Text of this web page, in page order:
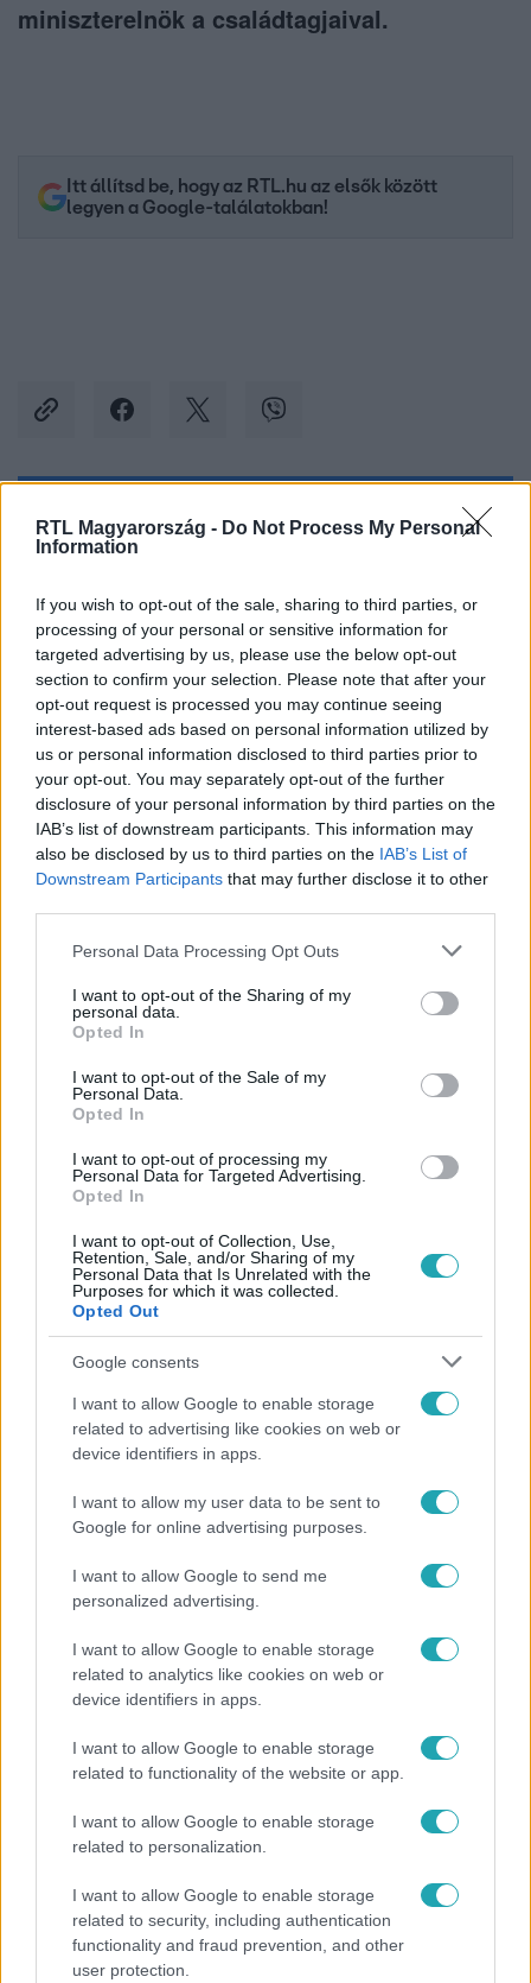
RTL Magyarország - Do Not Process My Personal
Information
If you wish to opt-out of the sale, sharing to third parties, or
processing of your personal or sensitive information for
targeted advertising by us, please use the below opt-out
section to confirm your selection. Please note that after your
opt-out request is processed you may continue seeing
interest-based ads based on personal information utilized by
us or personal information disclosed to third parties prior to
your opt-out. You may separately opt-out of the further
disclosure of your personal information by third parties on the
IAB’s list of downstream participants. This information may
also be disclosed by us to third parties on the IAB’s List of
Downstream Participants that may further disclose it to other
Please note that this website/app uses one or more Google
not limited to your visit or usage behaviour. You may click to
grant or deny consent to Google and its third-party tags to
use your data for below specified purposes in below Google
consent section.
Personal Data Processing Opt Outs
I want to opt-out of the Sharing of my
personal data.
Opted In
I want to opt-out of the Sale of my
Personal Data.
Opted In
I want to opt-out of processing my
Personal Data for Targeted Advertising.
Opted In
I want to opt-out of Collection, Use,
Retention, Sale, and/or Sharing of my
Personal Data that Is Unrelated with the
Purposes for which it was collected.
Opted Out
Google consents
I want to allow Google to enable storage
related to advertising like cookies on web or
device identifiers in apps.
I want to allow my user data to be sent to
Google for online advertising purposes.
I want to allow Google to send me
personalized advertising.
I want to allow Google to enable storage
related to analytics like cookies on web or
device identifiers in apps.
I want to allow Google to enable storage
related to functionality of the website or app.
I want to allow Google to enable storage
related to personalization.
I want to allow Google to enable storage
related to security, including authentication
functionality and fraud prevention, and other
user protection.
miniszterelnök a családtagjaival.
Itt állítsd be, hogy az RTL.hu az elsők között
legyen a Google-találatokban!
Kövess minket, és értesülj a friss hírekről a
Facebookon is!
Követem
BELFÖLD # # REPÜLŐGÉP
#UTAZÁS #KORMÁNYGÉP #CSALÁDTAG
#BEFIZETÉS # KÖLTSÉG #PÁRIZS #RÓMA
Népszerű
Belföld
800 dalból válogattak: így ünneplik Bródy János
Otthagyta a rádiózást, most óceánjáró hajón
dolgozik Garami Gábor